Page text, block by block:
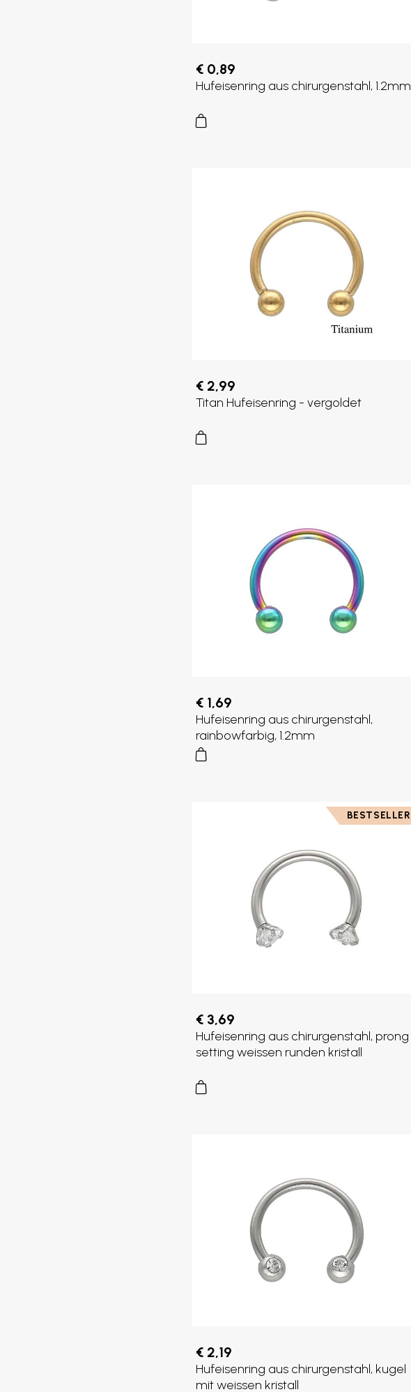
€ 0,89
Hufeisenring aus chirurgenstahl, 1.2mm
€ 2,99
Titan Hufeisenring - vergoldet
€ 1,69
Hufeisenring aus chirurgenstahl,
rainbowfarbig, 1.2mm
BESTSELLER
€ 3,69
Hufeisenring aus chirurgenstahl, prong
setting weissen runden kristall
€ 2,19
Hufeisenring aus chirurgenstahl, kugel
mit weissen kristall